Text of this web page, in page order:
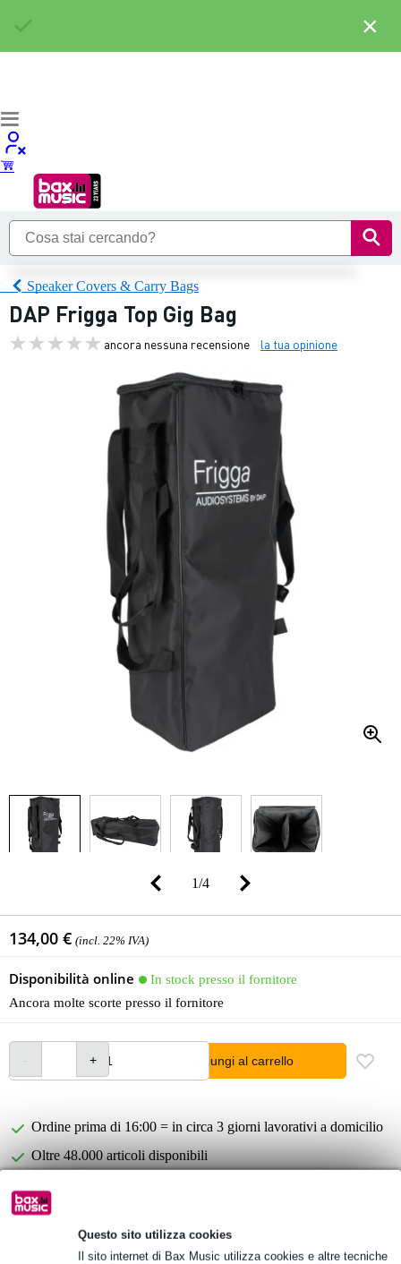
Questo sito utilizza cookies
Il sito internet di Bax Music utilizza cookies e altre tecniche
Speaker Covers & Carry Bags
DAP Frigga Top Gig Bag
ancora nessuna recensione la tua opinione
1/4
134,00 € (incl. 22% IVA)
Disponibilità online
In stock presso il fornitore
Ancora molte scorte presso il fornitore
Aggiungi al carrello
Ordine prima di 16:00 = in circa 3 giorni lavorativi a domicilio
Oltre 48.000 articoli disponibili
Informazioni sul prodotto
×